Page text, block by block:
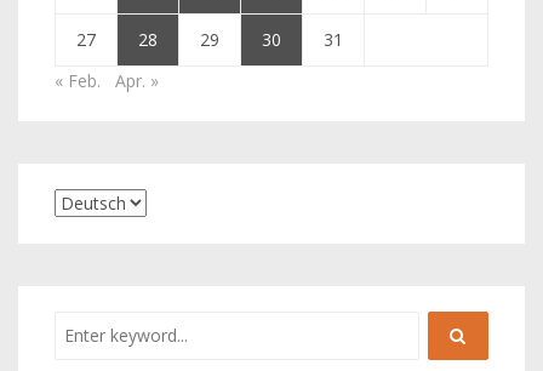
27 28 29 30
31
« Feb.
Apr. »